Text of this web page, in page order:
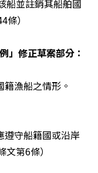
船並註銷其船舶國
）
」修正草案部分：
漁船之情形。
遵守船籍國或沿岸
第6條）